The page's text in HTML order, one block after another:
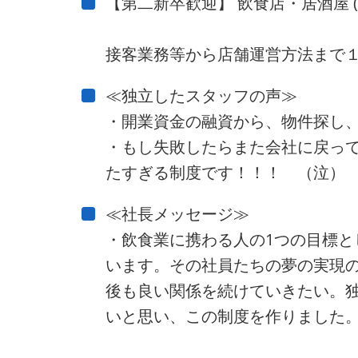
接客業務等から店舗運営方法まで
≪独立したスタッフの声≫
・開業資金の融資から、物件探
・もし失敗したらまた会社に戻
たすぎる制度です！！！ （泣）
≪社長メッセージ≫
・飲食業に携わる人の1つの目標
います。その社員たちの夢の実現
後も良い関係を続けていきたい。
いと思い、この制度を作りました